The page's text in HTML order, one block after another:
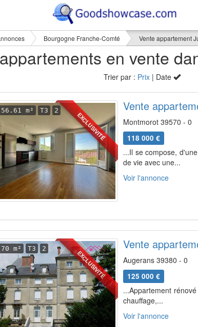
Bourgogne Franche-Comté Vente appartement
Trier par : Prix| Date
EXCLUSIVITÉ
56.61 m² T3 2 Vente
Montmorot 39570 - 0
118 000 €
...Il se compose,
de vie avec une...
Voir l'annonce
EXCLUSIVITÉ
70 m² T3 2 Vente
Augerans 39380 - 0
125 000 €
...Appartement
chauffage,...
Voir l'annonce